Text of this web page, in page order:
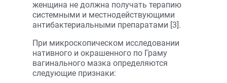
женщина не должна получать терапию
системными и местно­действующими
антибактериальными препаратами [3].
При микроскопическом исследовании
нативного и окрашенного по Граму
вагинального мазка определяются
следующие признаки: